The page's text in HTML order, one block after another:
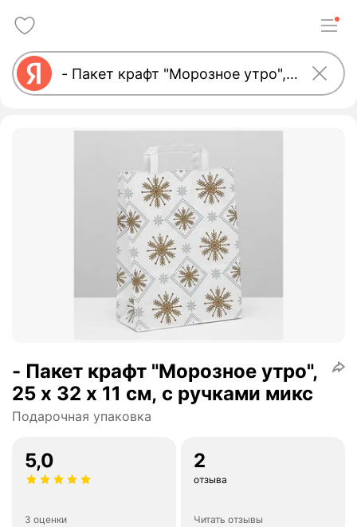
- Пакет крафт "Морозное утро",
25 х 32 х 11 см, с ручками микс
Подарочная упаковка
5,0
3 оценки
2
отзыва
Читать отзывы